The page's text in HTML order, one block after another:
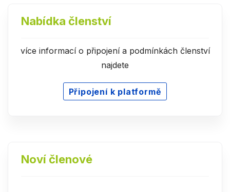
Nabídka členství
více informací o připojení a podmínkách členství
najdete
Připojení k platformě
Noví členové